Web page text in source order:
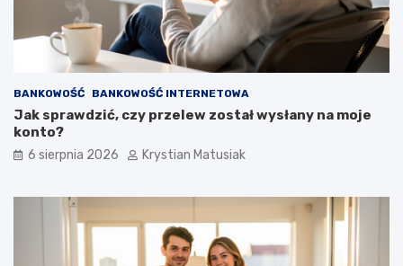
BANKOWOŚĆ BANKOWOŚĆ INTERNETOWA
Jak sprawdzić, czy przelew został wysłany na moje
konto?
6 sierpnia 2026 Krystian Matusiak